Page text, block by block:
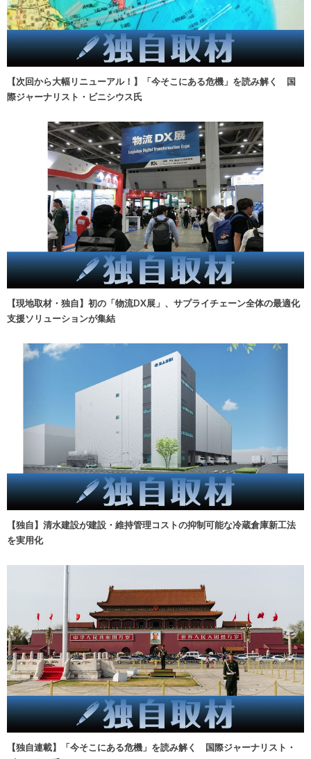
【次回から大幅リニューアル！】「今そこにある危機」を読み解く 国
際ジャーナリスト・ビニシウス氏
【現地取材・独自】初の「物流DX展」、サプライチェーン全体の最適化
支援ソリューションが集結
【独自】清水建設が建設・維持管理コストの抑制可能な冷蔵倉庫新工法
を実用化
【独自連載】「今そこにある危機」を読み解く 国際ジャーナリスト・